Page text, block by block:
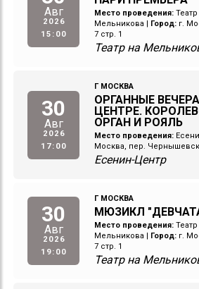
Авг
2026
15:00
Место проведения: Театр
Мельникова
Город: г.
7 стр. 1
Театр на
30
Авг
2026
17:00
Г МОСКВА
ОРГАННЫЕ
ЦЕНТРЕ.
ОРГАН И РОЯЛЬ
Место проведения:
Москва, пер.
Есенин-Центр
30
Авг
2026
19:00
Г МОСКВА
МЮЗИКЛ
Место проведения: Театр
Мельникова
Город: г.
7 стр. 1
Театр на